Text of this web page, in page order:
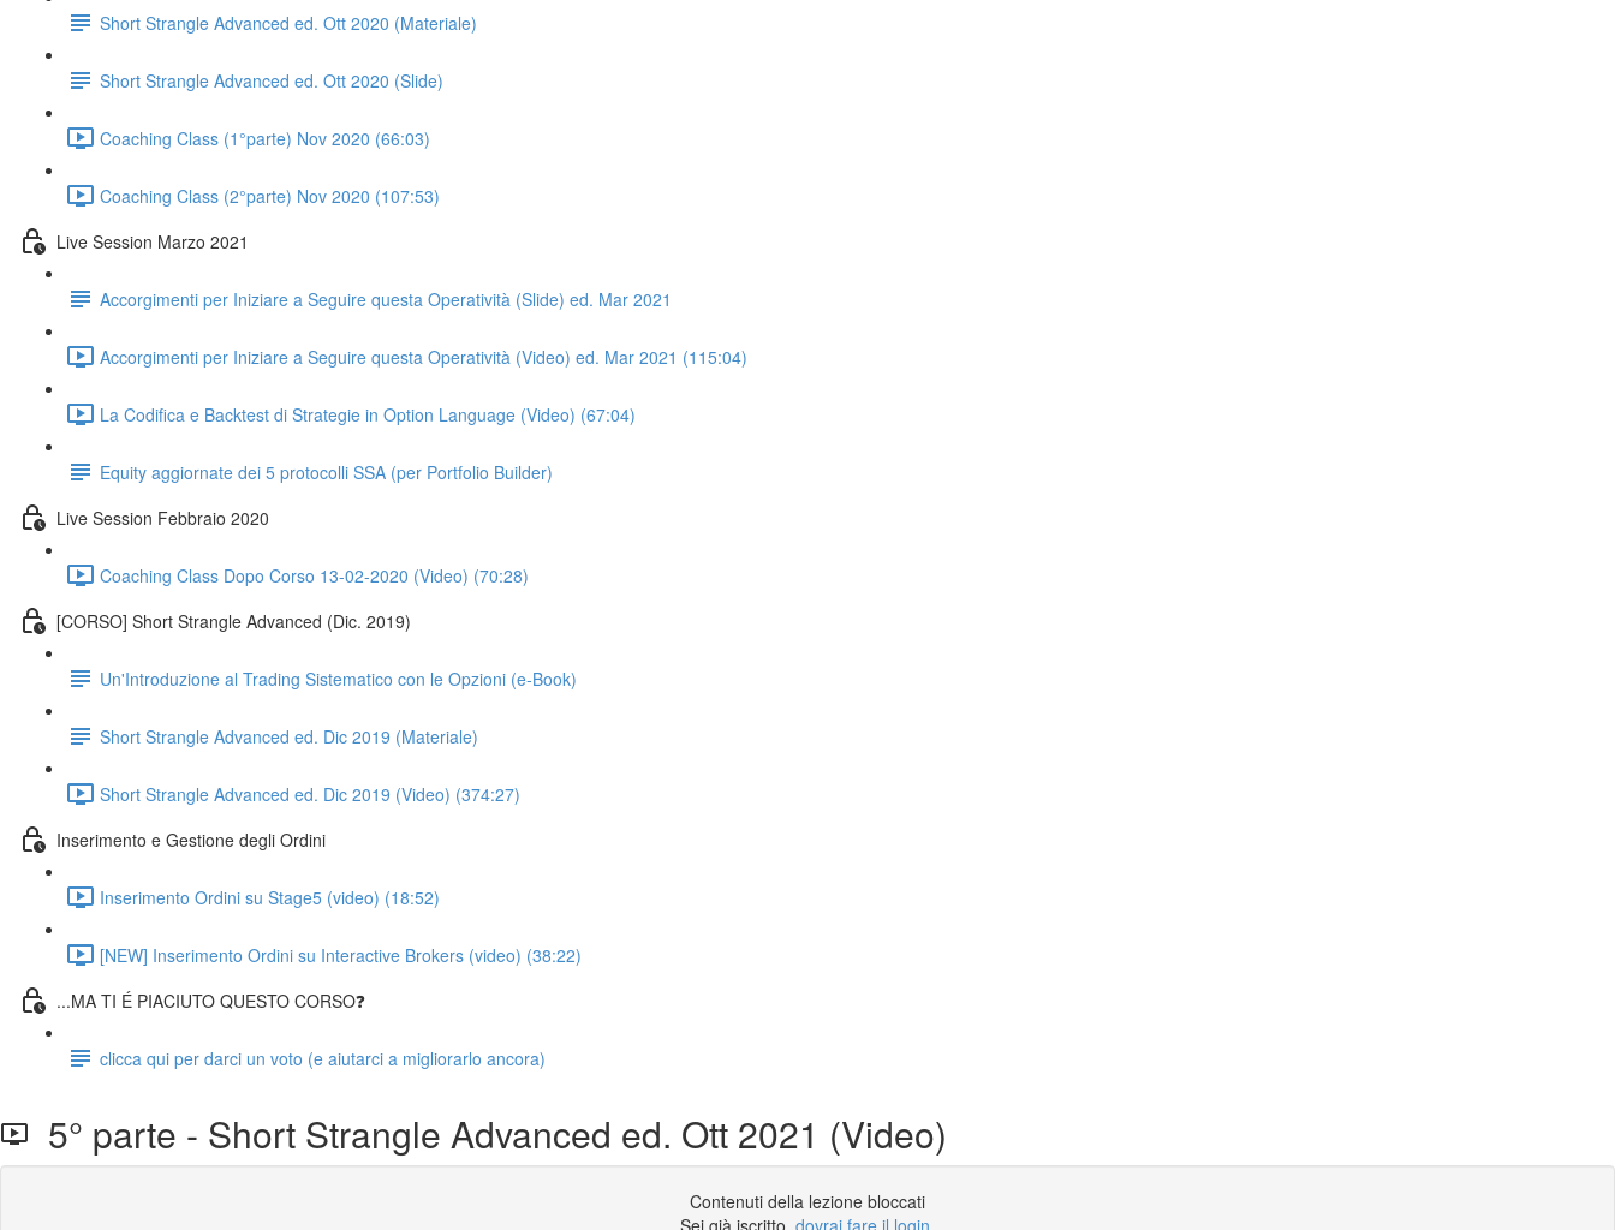
Short Strangle Advanced ed. Ott 2020 (Materiale)
Short Strangle Advanced ed. Ott 2020 (Slide)
Coaching Class (1°parte) Nov 2020 (66:03)
Coaching Class (2°parte) Nov 2020 (107:53)
Live Session Marzo 2021
Accorgimenti per Iniziare a Seguire questa Operatività (Slide) ed. Mar 2021
Accorgimenti per Iniziare a Seguire questa Operatività (Video) ed. Mar 2021 (115:04)
La Codifica e Backtest di Strategie in Option Language (Video) (67:04)
Equity aggiornate dei 5 protocolli SSA (per Portfolio Builder)
Live Session Febbraio 2020
Coaching Class Dopo Corso 13-02-2020 (Video) (70:28)
[CORSO] Short Strangle Advanced (Dic. 2019)
Un'Introduzione al Trading Sistematico con le Opzioni (e-Book)
Short Strangle Advanced ed. Dic 2019 (Materiale)
Short Strangle Advanced ed. Dic 2019 (Video) (374:27)
Inserimento e Gestione degli Ordini
Inserimento Ordini su Stage5 (video) (18:52)
[NEW] Inserimento Ordini su Interactive Brokers (video) (38:22)
...MA TI É PIACIUTO QUESTO CORSO❓
clicca qui per darci un voto (e aiutarci a migliorarlo ancora)
5° parte - Short Strangle Advanced ed. Ott 2021 (Video)
Contenuti della lezione bloccati
Sei già iscritto, dovrai fare il login